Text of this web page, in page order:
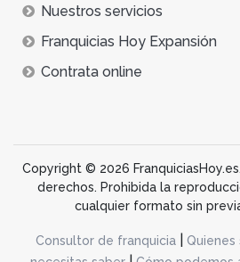
Nuestros servicios
Franquicias Hoy Expansión
Contrata online
Copyright © 2026
derechos. Prohibida la
cualquier formato sin
Consultor de franquicia Quienes